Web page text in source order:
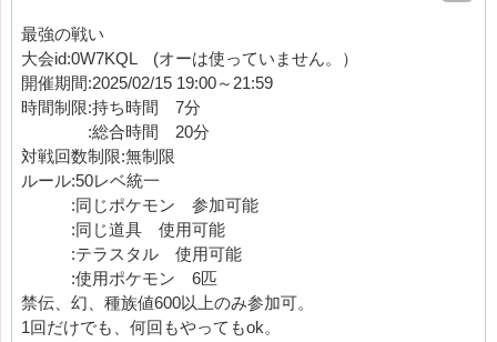
最強の戦い
大会id:0W7KQL (オーは使っていません。）
開催期間:2025/02/15 19:00～21:59
時間制限:持ち時間 7分
:総合時間 20分
対戦回数制限:無制限
ルール:50レベ統一
:同じポケモン 参加可能
:同じ道具 使用可能
:テラスタル 使用可能
:使用ポケモン 6匹
禁伝、幻、種族値600以上のみ参加可。
1回だけでも、何回もやってもok。